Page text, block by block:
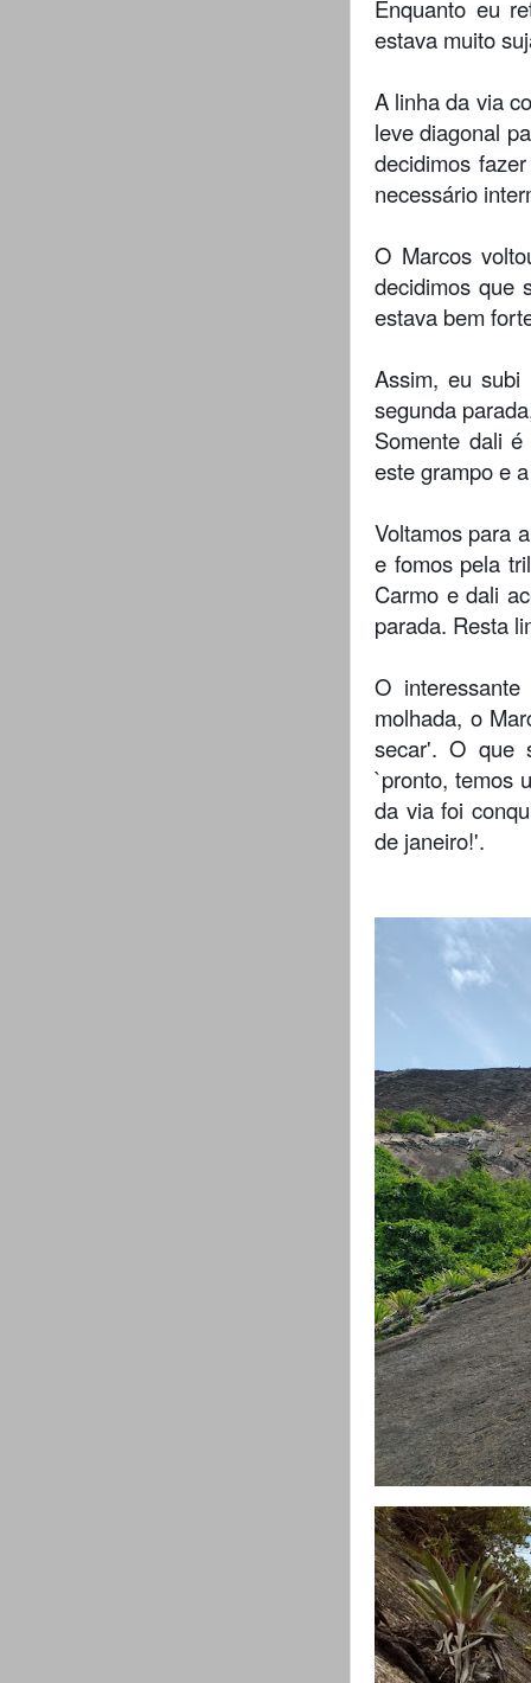
Enquanto eu
estava muito
A linha da via
leve diagonal
decidimos
necessário
O Marcos
decidimos que
estava bem
Assim, eu subi
segunda
Somente dali
este grampo e
Voltamos para
e fomos pela
Carmo e dali
parada. Resta
O
molhada, o
secar'. O que
`pronto, temos
da via foi
de janeiro!'.